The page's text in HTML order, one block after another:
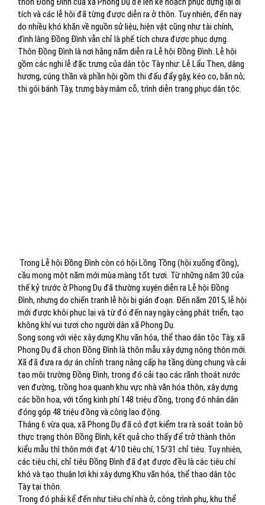
tích và các lễ hội đã từng được diễn ra ở thôn. Tuy nhiên, đến nay
do nhiều khó khăn về nguồn sử liệu, hiện vật cũng như tài chính,
đình làng Đồng Đình vẫn chỉ là phế tích chưa được phục dựng.
Thôn Đồng Đình là nơi hằng năm diễn ra Lễ hội Đồng Đình. Lễ hội
gồm các nghi lễ đặc trưng của dân tộc Tày như: Lễ Lẩu Then, dâng
hương, cúng thần và phần hội gồm thi đấu đẩy gậy, kéo co, bắn nỏ;
thi gói bánh Tày, trưng bày mâm cỗ, trình diễn trang phục dân tộc.
Trong Lễ hội Đồng Đình còn có hội Lồng Tồng (hội xuống đồng),
cầu mong một năm mới mùa màng tốt tươi. Từ những năm 30 của
thế kỷ trước ở Phong Dụ đã thường xuyên diễn ra Lễ hội Đồng
Đình, nhưng do chiến tranh lễ hội bị gián đoạn. Đến năm 2015, lễ hội
mới được khôi phục lại và từ đó đến nay ngày càng phát triển, tạo
không khí vui tươi cho người dân xã Phong Dụ.
Song song với việc xây dựng Khu văn hóa, thể thao dân tộc Tày, xã
Phong Dụ đã chọn Đồng Đình là thôn mẫu xây dựng nông thôn mới.
Xã đã đưa ra dự án chỉnh trang nâng cấp hạ tầng dùng chung và cải
tạo môi trường Đồng Đình, trong đó cải tạo các rãnh thoát nước
ven đường, trồng hoa quanh khu vực nhà văn hóa thôn, xây dựng
các bồn hoa, với tổng kinh phí 148 triệu đồng, trong đó nhân dân
đóng góp 48 triệu đồng và công lao động.
Tháng 6 vừa qua, xã Phong Dụ đã có đợt kiểm tra rà soát toàn bộ
thực trạng thôn Đồng Đình, kết quả cho thấy để trở thành thôn
kiểu mẫu thì thôn mới đạt 4/10 tiêu chí, 15/31 chỉ tiêu. Tuy nhiên,
các tiêu chí, chỉ tiêu Đồng Đình đã đạt được đều là các tiêu chí
khó và tạo thuận lợi khi xây dựng Khu văn hóa, thể thao dân tộc
Tày tại thôn.
Trong đó phải kể đến như tiêu chí nhà ở, công trình phụ, khu thể